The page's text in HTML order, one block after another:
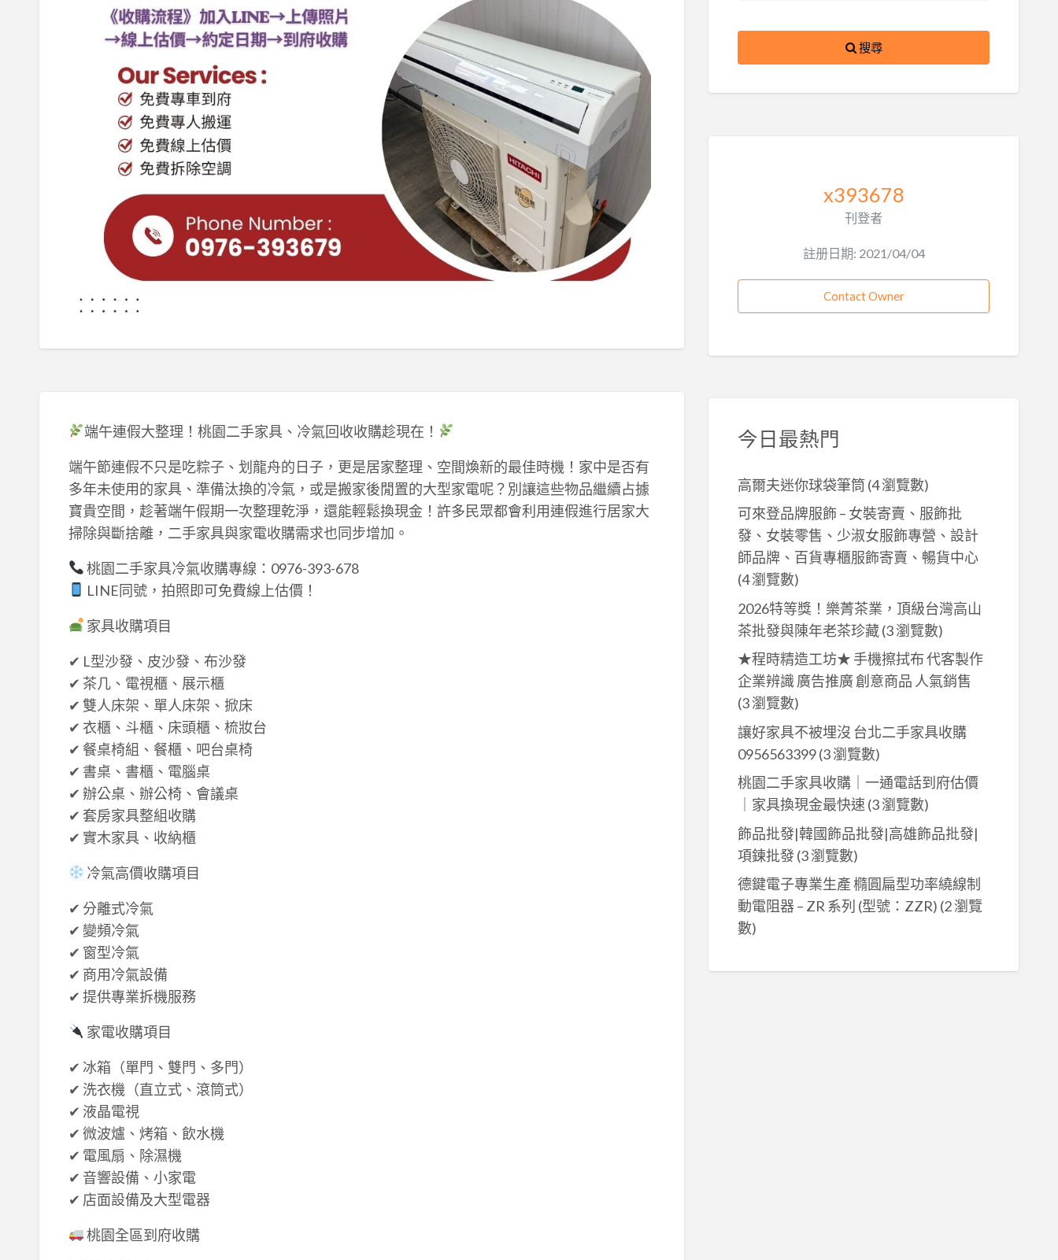
端午連假大整理！桃園二手家具、冷氣回收收購趁現在！
端午節連假不只是吃粽子、划龍舟的日子，更是居家整理、空間煥新的最佳時機！家中是否有
多年未使用的家具、準備汰換的冷氣，或是搬家後閒置的大型家電呢？別讓這些物品繼續占據
寶貴空間，趁著端午假期一次整理乾淨，還能輕鬆換現金！許多民眾都會利用連假進行居家大
掃除與斷捨離，二手家具與家電收購需求也同步增加。
桃園二手家具冷氣收購專線：0976-393-678
LINE同號，拍照即可免費線上估價！
家具收購項目
✔ L型沙發、皮沙發、布沙發
✔ 茶几、電視櫃、展示櫃
✔ 雙人床架、單人床架、掀床
✔ 衣櫃、斗櫃、床頭櫃、梳妝台
✔ 餐桌椅組、餐櫃、吧台桌椅
✔ 書桌、書櫃、電腦桌
✔ 辦公桌、辦公椅、會議桌
✔ 套房家具整組收購
✔ 實木家具、收納櫃
冷氣高價收購項目
✔ 分離式冷氣
✔ 變頻冷氣
✔ 窗型冷氣
✔ 商用冷氣設備
✔ 提供專業拆機服務
家電收購項目
✔ 冰箱（單門、雙門、多門）
✔ 洗衣機（直立式、滾筒式）
✔ 液晶電視
✔ 微波爐、烤箱、飲水機
✔ 電風扇、除濕機
✔ 音響設備、小家電
✔ 店面設備及大型電器
桃園全區到府收購
搜尋
x393678
刊登者
註册日期: 2021/04/04
Contact Owner
今日最熱門
高爾夫迷你球袋筆筒(4 瀏覽數)
可來登品牌服飾 – 女裝寄賣、服飾批
發、女裝零售、少淑女服飾專營、設計
師品牌、百貨專櫃服飾寄賣、暢貨中心
(4 瀏覽數)
2026特等獎！樂菁茶業，頂級台灣高山
茶批發與陳年老茶珍藏(3 瀏覽數)
★程時精造工坊★ 手機擦拭布 代客製作
企業辨識 廣告推廣 創意商品 人氣銷售
(3 瀏覽數)
讓好家具不被埋沒 台北二手家具收購
0956563399(3 瀏覽數)
桃園二手家具收購｜一通電話到府估價
｜家具換現金最快速 (3 瀏覽數)
飾品批發|韓國飾品批發|高雄飾品批發|
項鍊批發(3 瀏覽數)
德鍵電子專業生產 橢圓扁型功率繞線制
動電阻器 – ZR 系列 (型號：ZZR) (2 瀏覽
數)